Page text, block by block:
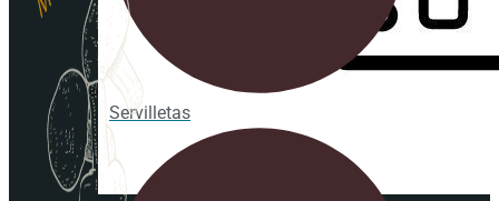
Servilletas